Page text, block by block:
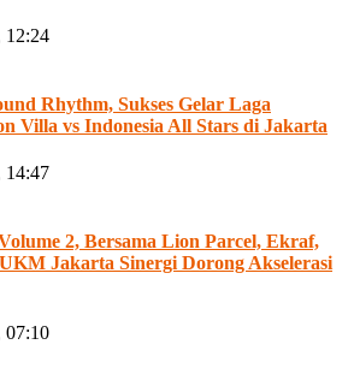
12:24
Rhythm, Sukses Gelar Laga
Villa vs Indonesia All Stars di Jakarta
14:47
2, Bersama Lion Parcel, Ekraf,
Jakarta Sinergi Dorong Akselerasi
07:10